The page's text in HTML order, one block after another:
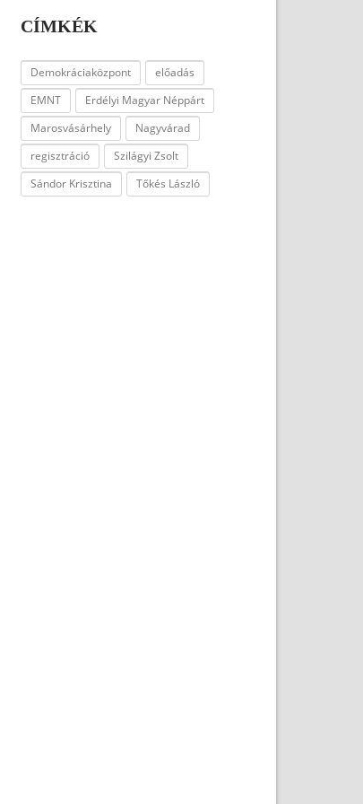
CÍMKÉK
Demokráciaközpont
előadás
EMNT
Erdélyi Magyar Néppárt
Marosvásárhely
Nagyvárad
regisztráció
Szilágyi Zsolt
Sándor Krisztina
Tőkés László